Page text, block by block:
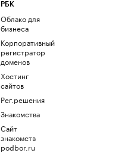
РБК
Облако для
бизнеса
Корпоративный
регистратор
доменов
Хостинг
сайтов
Рег.решения
Знакомства
Сайт
знакомств
podbor.ru